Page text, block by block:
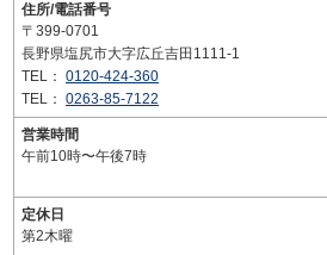
住所/電話番号
〒399-0701
長野県塩尻市大字広丘吉田1111-1
TEL： 0120-424-360
TEL： 0263-85-7122
営業時間
午前10時〜午後7時
定休日
第2木曜